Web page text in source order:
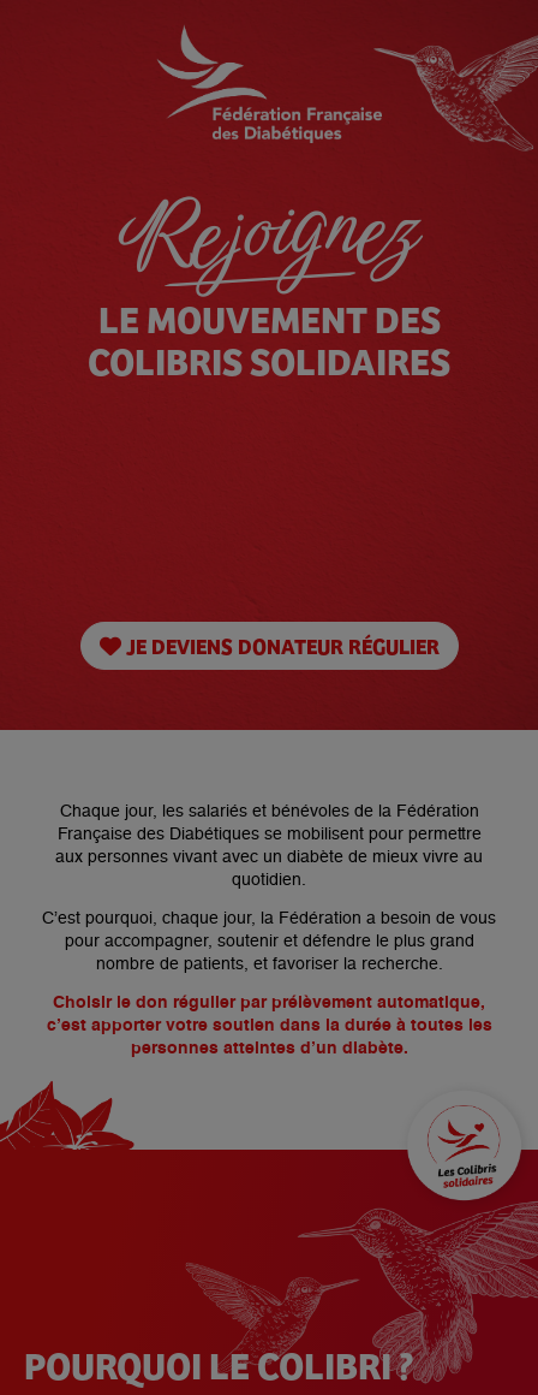
Rejoignez
LE MOUVEMENT DES
COLIBRIS SOLIDAIRES
JE DEVIENS DONATEUR RÉGULIER
Chaque jour, les salariés et bénévoles de la Fédération
Française des Diabétiques se mobilisent pour permettre
aux personnes vivant avec un diabète de mieux vivre au
quotidien.
C’est pourquoi, chaque jour, la Fédération a besoin de vous
pour accompagner, soutenir et défendre le plus grand
nombre de patients, et favoriser la recherche.
Choisir le don régulier par prélèvement automatique,
c’est apporter votre soutien dans la durée à toutes les
personnes atteintes d’un diabète.
POURQUOI LE COLIBRI ?